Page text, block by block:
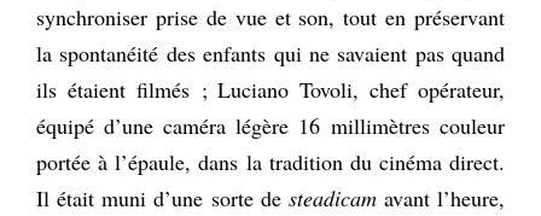
synchroniser prise de vue et son, tout en préservant
la spontanéité des enfants qui ne savaient pas quand
ils étaient filmés ; Luciano Tovoli, chef opérateur,
équipé d’une caméra légère 16 millimètres couleur
portée à l’épaule, dans la tradition du cinéma direct.
Il était muni d’une sorte de steadicamavant l’heure,